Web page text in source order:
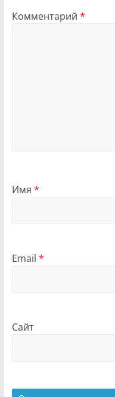
Комментарий *
Имя *
Email *
Сайт